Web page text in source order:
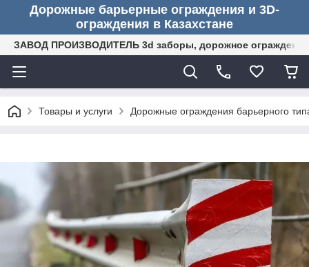
Дорожные барьерные ограждения и 3D-
ограждения в Казахстане
ЗАВОД ПРОИЗВОДИТЕЛЬ 3d заборы, дорожное ограждение
Товары и услуги Дорожные ограждения барьерного